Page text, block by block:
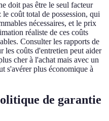
doit pas être le seul facteur
coût total de possession, qui
nécessaires, et le prix
réaliste de ces coûts
Consulter les rapports de
les coûts d'entretien peut aider
cher à l'achat mais avec un
s'avérer plus économique à
de garantie